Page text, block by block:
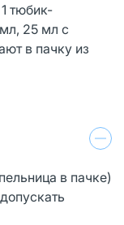
тюбик-
25 мл с
в пачку из
в пачке)